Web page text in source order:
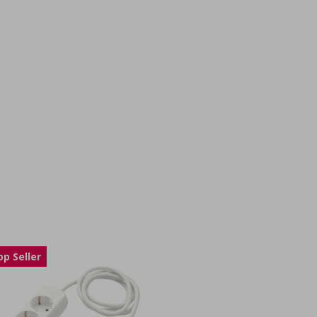
Seller